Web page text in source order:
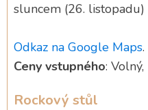
sluncem (26. listopadu)
Odkaz na Google Maps.
Ceny vstupného:
Rockový stůl